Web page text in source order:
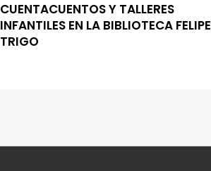
CUENTACUENTOS Y TALLERES
INFANTILES EN LA BIBLIOTECA FELIPE
TRIGO